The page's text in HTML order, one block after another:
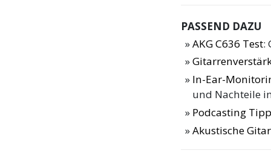
PASSEND DAZU
AKG C636 Test:
In-Ear-
und Nachteile
Podcasting
Akustische